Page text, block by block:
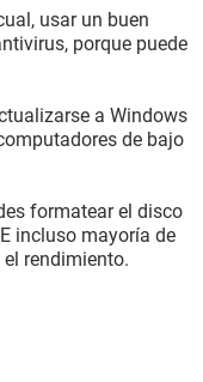
usar un buen
porque puede
a Windows
de bajo
formatear el disco
incluso mayoría de
rendimiento.